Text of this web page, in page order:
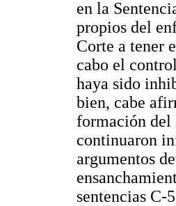
en la
propios del
Corte a tener
cabo el
haya sido
bien, cabe
formación del
continuaron
argumentos
sentencias C-